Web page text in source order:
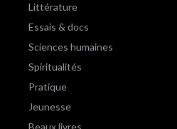
Littérature
Essais & docs
Sciences humaines
Spiritualités
Pratique
Jeunesse
Beaux livres